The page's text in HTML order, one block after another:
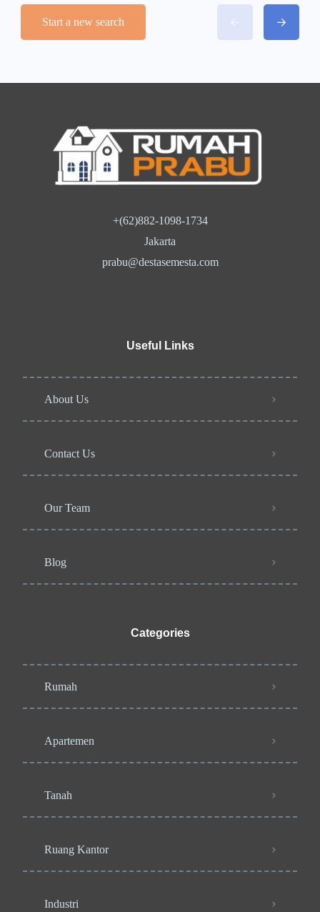
Start a new search
+(62)882-1098-1734
Jakarta
prabu@destasemesta.com
Useful Links
About Us
Contact Us
Our Team
Blog
Categories
Rumah
Apartemen
Tanah
Ruang Kantor
Industri